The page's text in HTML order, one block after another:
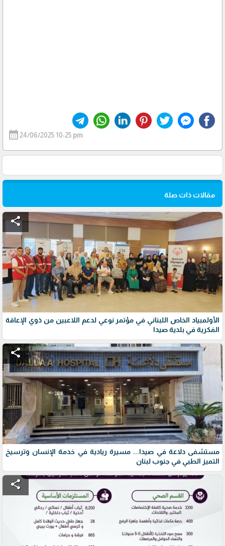
calendar_month24/06/2025 10:25 pm
مقالات ذات صلة
share
الأولمبياد الخاص اللبناني في مؤتمر نوعي لدعم اللاعبين من ذوي الإعاقة
الفكرية في بلدية صيدا
share
مستشفى دلاعة في صيدا... مسيرة ريادية في خدمة الإنسان وترسيخ
التميز الطبي في جنوب لبنان
share